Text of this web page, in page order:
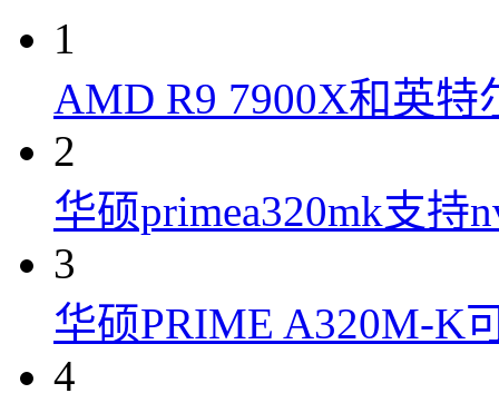
1
AMD R9 7900X和英特
2
华硕primea320mk支持
3
华硕PRIME A320M-K
4